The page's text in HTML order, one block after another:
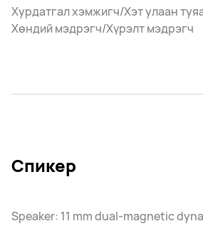
Хурдатгал хэмжигч/Хэт улаан
Хөндий мэдрэгч/Хүрэлт мэдрэгч
Спикер
Speaker: 11 mm dual-magnetic